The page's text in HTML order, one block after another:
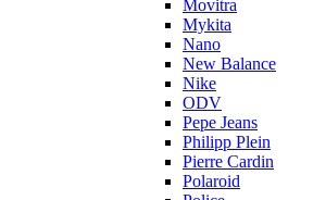
Movitra
Mykita
Nano
New Balance
Nike
ODV
Pepe Jeans
Philipp Plein
Pierre Cardin
Polaroid